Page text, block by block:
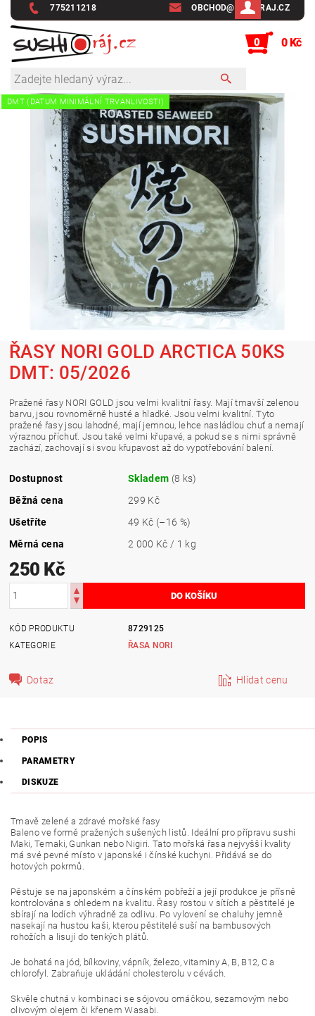
775211218 OBCHOD@SUSHIRAJ.CZ
0 0 Kč
DMT (DATUM MINIMÁLNÍ TRVANLIVOSTI)
ŘASY NORI GOLD ARCTICA 50KS
DMT: 05/2026
Pražené řasy NORI GOLD jsou velmi kvalitní řasy. Mají tmavší zelenou
barvu, jsou rovnoměrně husté a hladké. Jsou velmi kvalitní. Tyto
pražené řasy jsou lahodné, mají jemnou, lehce nasládlou chuť a nemají
výraznou příchuť. Jsou také velmi křupavé, a pokud se s nimi správně
zachází, zachovají si svou křupavost až do vypotřebování balení.
Dostupnost Skladem (8 ks)
Běžná cena
299 Kč
Ušetříte
49 Kč (–16 %)
Měrná cena
2 000 Kč / 1 kg
250 Kč
KÓD PRODUKTU
8729125
KATEGORIE
ŘASA NORI
Dotaz Hlídat cenu
POPIS
PARAMETRY
DISKUZE
Tmavě zelené a zdravé mořské řasy
Baleno ve formě pražených sušených listů. Ideální pro přípravu sushi
Maki, Temaki, Gunkan nebo Nigiri. Tato mořská řasa nejvyšší kvality
má své pevné místo v japonské i čínské kuchyni. Přidává se do
hotových pokrmů.
Pěstuje se na japonském a čínském pobřeží a její produkce je přísně
kontrolována s ohledem na kvalitu. Řasy rostou v sítích a pěstitelé je
sbírají na lodích výhradně za odlivu. Po vylovení se chaluhy jemně
nasekají na hustou kaši, kterou pěstitelé suší na bambusových
rohožích a lisují do tenkých plátů.
Je bohatá na jód, bílkoviny, vápník, železo, vitaminy A, B, B12, C a
chlorofyl. Zabraňuje ukládání cholesterolu v cévách.
Skvěle chutná v kombinaci se sójovou omáčkou, sezamovým nebo
olivovým olejem či křenem Wasabi.